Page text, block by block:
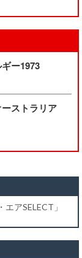
ー1973
ストラリア
アSELECT」